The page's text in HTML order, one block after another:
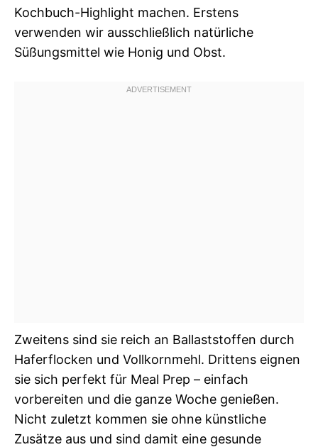
Kochbuch-Highlight machen. Erstens
verwenden wir ausschließlich natürliche
Süßungsmittel wie Honig und Obst.
Zweitens sind sie reich an Ballaststoffen durch
Haferflocken und Vollkornmehl. Drittens eignen
sie sich perfekt für Meal Prep – einfach
vorbereiten und die ganze Woche genießen.
Nicht zuletzt kommen sie ohne künstliche
Zusätze aus und sind damit eine gesunde